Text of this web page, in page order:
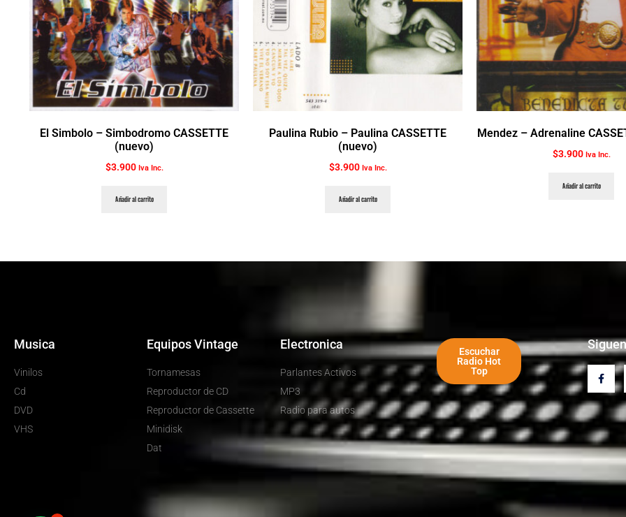
El Simbolo ‎– Simbodromo CASSETTE
(nuevo)
$3.900 Iva Inc.
Añadir al carrito
Paulina Rubio ‎– Paulina CASSETTE
(nuevo)
$3.900 Iva Inc.
Añadir al carrito
Mendez ‎– Adrenaline
$3.900 Iva Inc.
Añadir al carrito
Musica
Vinilos
Cd
DVD
VHS
Equipos Vintage
Tornamesas
Reproductor de CD
Reproductor de Cassette
Minidisk
Dat
Electronica
Parlantes Activos
MP3
Radio para autos
Escuchar
Radio Hot
Top